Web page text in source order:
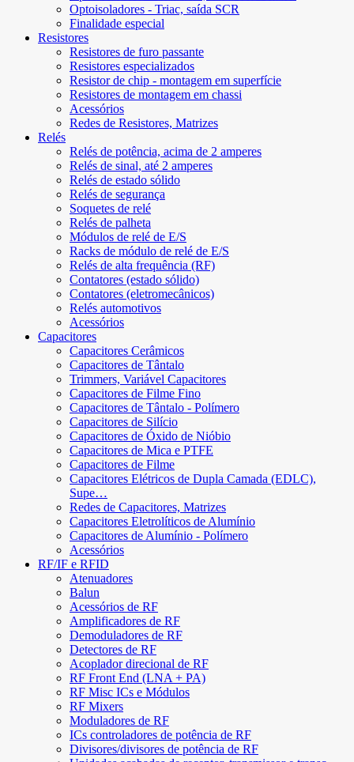
Optoisoladores - Triac, saída SCR
Finalidade especial
Resistores
Resistores de furo passante
Resistores especializados
Resistor de chip - montagem em superfície
Resistores de montagem em chassi
Acessórios
Redes de Resistores, Matrizes
Relés
Relés de potência, acima de 2 amperes
Relés de sinal, até 2 amperes
Relés de estado sólido
Relés de segurança
Soquetes de relé
Relés de palheta
Módulos de relé de E/S
Racks de módulo de relé de E/S
Relés de alta frequência (RF)
Contatores (estado sólido)
Contatores (eletromecânicos)
Relés automotivos
Acessórios
Capacitores
Capacitores Cerâmicos
Capacitores de Tântalo
Trimmers, Variável Capacitores
Capacitores de Filme Fino
Capacitores de Tântalo - Polímero
Capacitores de Silício
Capacitores de Óxido de Nióbio
Capacitores de Mica e PTFE
Capacitores de Filme
Capacitores Elétricos de Dupla Camada (EDLC),
Supe…
Redes de Capacitores, Matrizes
Capacitores Eletrolíticos de Alumínio
Capacitores de Alumínio - Polímero
Acessórios
RF/IF e RFID
Atenuadores
Balun
Acessórios de RF
Amplificadores de RF
Demoduladores de RF
Detectores de RF
Acoplador direcional de RF
RF Front End (LNA + PA)
RF Misc ICs e Módulos
RF Mixers
Moduladores de RF
ICs controladores de potência de RF
Divisores/divisores de potência de RF